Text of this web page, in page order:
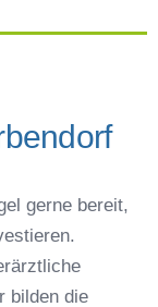
gerne bereit,
bilden die